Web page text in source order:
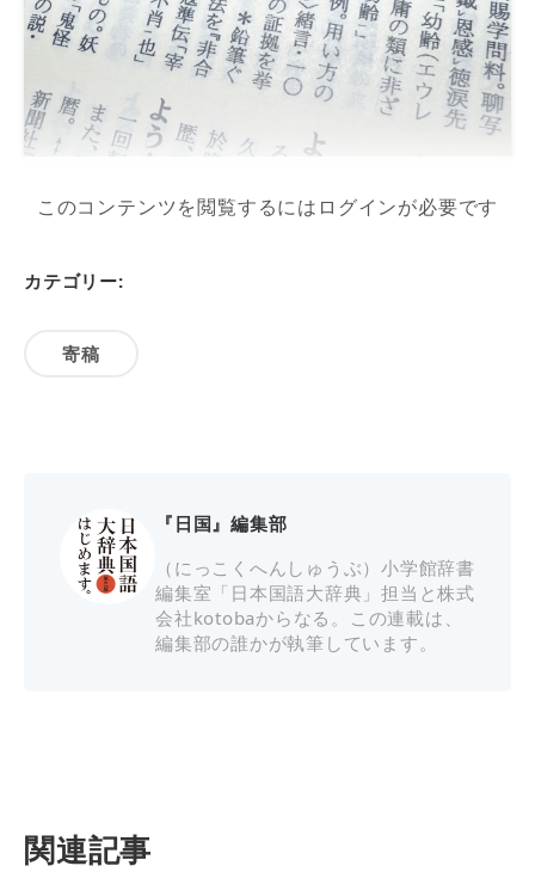
このコンテンツを閲覧するにはログインが必要です
カテゴリー:
寄稿
『日国』編集部
（にっこくへんしゅうぶ）小学館辞書
編集室「日本国語大辞典」担当と株式
会社kotobaからなる。この連載は、
編集部の誰かが執筆しています。
関連記事